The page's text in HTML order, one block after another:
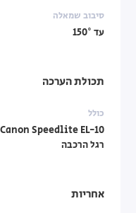
סיבוב שמאלה
עד 150°
תכולת הערכה
כולל
רגל הרכבה
אחריות